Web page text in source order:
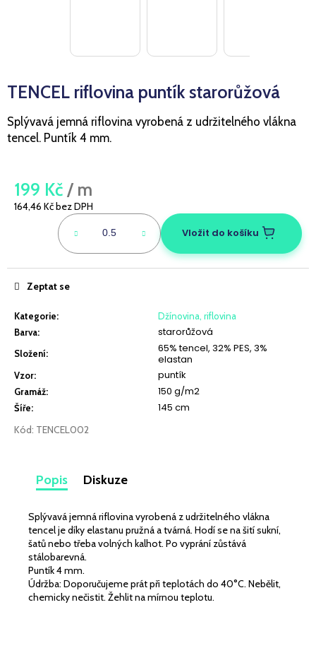
TENCEL riflovina puntík starorůžová
Splývavá jemná riflovina vyrobená z udržitelného vlákna
tencel. Puntík 4 mm.
199 Kč / m
164,46 Kč bez DPH
Vložit do košíku
Kategorie:
Džínovina, riflovina
Barva: starorůžová
Složení:
65% tencel, 32% PES, 3%
elastan
Vzor: puntík
Gramáž: 150 g/m2
Šíře: 145 cm
Kód: TENCEL002
Zeptat se
Popis Diskuze
Splývavá jemná riflovina vyrobená z udržitelného vlákna
tencel je díky elastanu pružná a tvárná. Hodí se na šití sukní,
šatů nebo třeba volných kalhot. Po vyprání zůstává
stálobarevná.
Puntík 4 mm.
Údržba: Doporučujeme prát při teplotách do 40°C. Nebělit,
chemicky nečistit. Žehlit na mírnou teplotu.
?
o
r
č
u
j
m
e
LEHKÁ
259
Kč